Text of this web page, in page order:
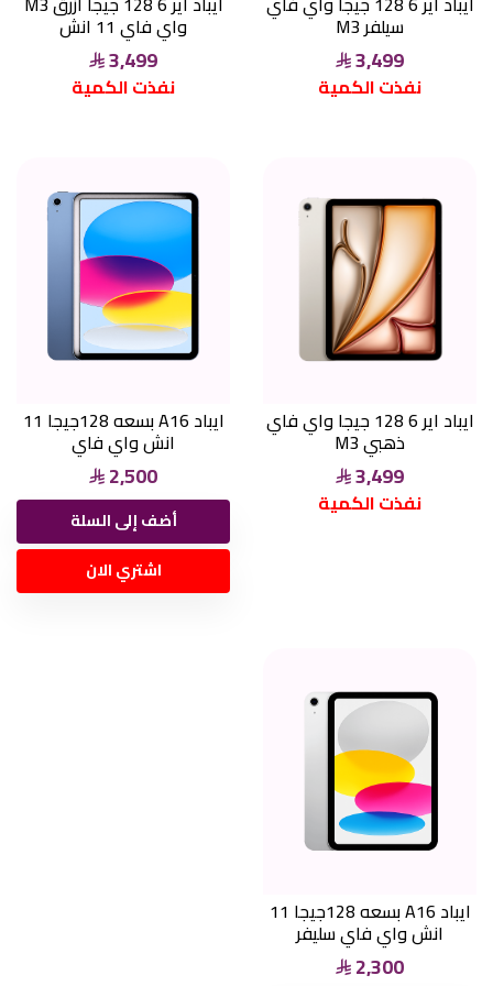
سيلفر M3
3,499
نفذت الكمية
واي فاي 11 انش
3,499
نفذت الكمية
ايباد اير 6 128 جيجا واي فاي
ذهبي M3
3,499
نفذت الكمية
ايباد A16 بسعه 128جيجا 11
انش واي فاي
2,500
أضف إلى السلة
اشتري الان
ايباد A16 بسعه 128جيجا 11
انش واي فاي سليفر
2,300